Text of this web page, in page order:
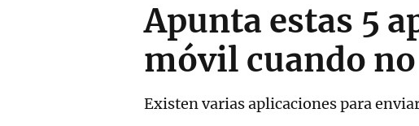
Apunta estas 5
móvil cuando
Existen varias aplicaciones para